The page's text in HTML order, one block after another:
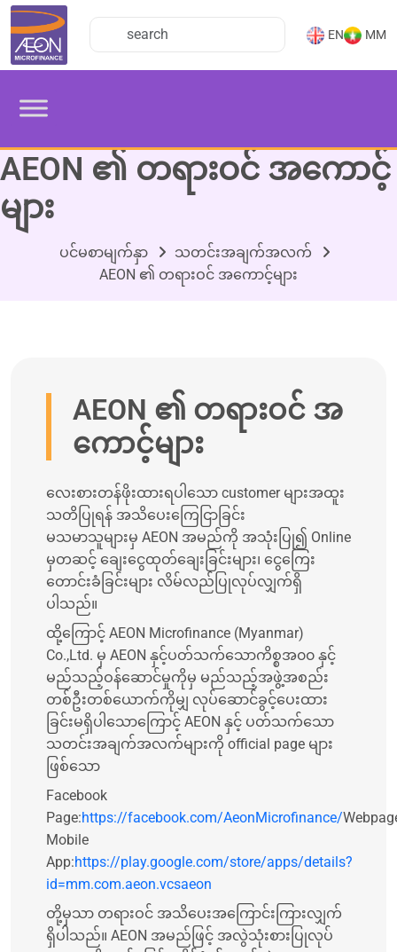
EN MM
AEON ၏ တရားဝင် အကောင့်
များ
ပင်မစာမျက်နှာ
သတင်းအချက်အလက်
AEON ၏ တရားဝင် အကောင့်များ
AEON ၏ တရားဝင် အ
ကောင့်များ
လေးစားတန်ဖိုးထားရပါသော customer များအထူး
သတိပြုရန် အသိပေးကြေငြာခြင်း
မသမာသူများမှ AEON အမည်ကို အသုံးပြု၍ Online
မှတဆင့် ချေးငွေထုတ်ချေးခြင်းများ၊ ငွေကြေး
တောင်းခံခြင်းများ လိမ်လည်ပြုလုပ်လျှက်ရှိ
ပါသည်။
ထို့ကြောင့် AEON Microfinance (Myanmar)
Co.,Ltd. မှ AEON နှင့်ပတ်သက်သောကိစ္စအ၀၀ နှင့်
မည်သည့်ဝန်ဆောင်မှုကိုမှ မည်သည့်အဖွဲ့အစည်း
တစ်ဦးတစ်ယောက်ကိုမျှ လုပ်ဆောင်ခွင့်ပေးထား
ခြင်းမရှိပါသောကြောင့် AEON နှင့် ပတ်သက်သော
သတင်းအချက်အလက်များကို official page များ
ဖြစ်သော
Facebook
Page:https://facebook.com/AeonMicrofinance/
Mobile
App:https://play.google.com/store/apps/details?
id=mm.com.aeon.vcsaeon
တို့မှသာ တရားဝင် အသိပေးအကြောင်းကြားလျှက်
ရှိပါသည်။ AEON အမည်ဖြင့် အလွဲသုံးစားပြုလုပ်